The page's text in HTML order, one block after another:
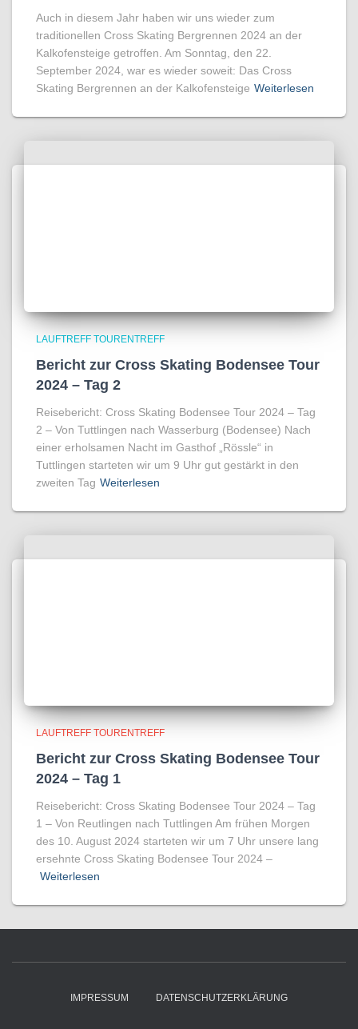
Auch in diesem Jahr haben wir uns wieder zum
traditionellen Cross Skating Bergrennen 2024 an der
Kalkofensteige getroffen. Am Sonntag, den 22.
September 2024, war es wieder soweit: Das Cross
Skating Bergrennen an der Kalkofensteige Weiterlesen
LAUFTREFF TOURENTREFF
Bericht zur Cross Skating Bodensee Tour
2024 – Tag 2
Reisebericht: Cross Skating Bodensee Tour 2024 – Tag
2 – Von Tuttlingen nach Wasserburg (Bodensee) Nach
einer erholsamen Nacht im Gasthof „Rössle“ in
Tuttlingen starteten wir um 9 Uhr gut gestärkt in den
zweiten Tag Weiterlesen
LAUFTREFF TOURENTREFF
Bericht zur Cross Skating Bodensee Tour
2024 – Tag 1
Reisebericht: Cross Skating Bodensee Tour 2024 – Tag
1 – Von Reutlingen nach Tuttlingen Am frühen Morgen
des 10. August 2024 starteten wir um 7 Uhr unsere lang
ersehnte Cross Skating Bodensee Tour 2024 –
Weiterlesen
IMPRESSUM DATENSCHUTZERKLÄRUNG